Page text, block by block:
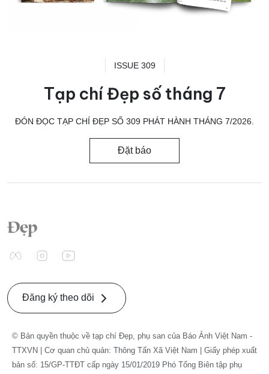
ISSUE 309
Tạp chí Đẹp số tháng 7
ĐÓN ĐỌC TẠP CHÍ ĐẸP SỐ 309 PHÁT HÀNH THÁNG 7/2026.
Đặt báo
Đăng ký theo dõi
© Bản quyền thuộc về tạp chí Đẹp, phụ san của Báo Ảnh Việt Nam -
TTXVN | Cơ quan chủ quản: Thông Tấn Xã Việt Nam | Giấy phép xuất
bản số: 15/GP-TTĐT cấp ngày 15/01/2019 Phó Tổng Biên tập phụ